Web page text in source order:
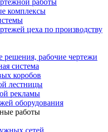
работы
комплексы
цеха по производству
рабочие чертежи
система
коробов
лестницы
рекламы
оборудования
работы